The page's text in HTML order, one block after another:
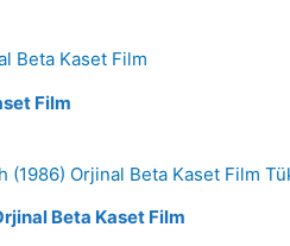
Film
Beta Kaset Film